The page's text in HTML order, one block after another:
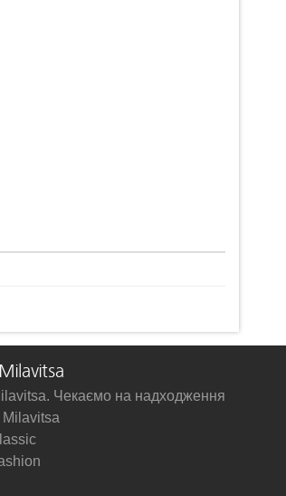
Чекаємо на надходження
Milavitsa